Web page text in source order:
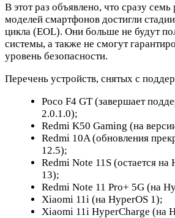
В этот раз объявлено, что сразу
моделей смартфонов достигли
цикла (EOL). Они больше не будут
системы, а также не смогут
уровень безопасности.
Перечень устройств, снятых с
Poco F4 GT (завершает
2.0.1.0);
Redmi K50 Gaming (на
Redmi 10A (обновления
12.5);
Redmi Note 11S (остается
13);
Redmi Note 11 Pro+ 5G (на
Xiaomi 11i (на HyperOS 1);
Xiaomi 11i HyperCharge (на